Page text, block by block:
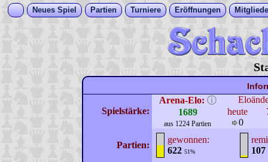
Neues Spiel Partien Turniere Eröffnungen
Spielstärke:
Arena-Elo: ⓘ
1689
aus 1224 Partien
heute
0
Partien:
gewonnen:
622 51%
107